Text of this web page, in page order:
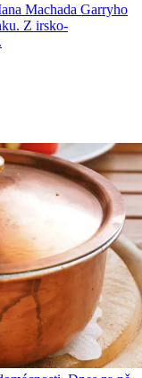
Machada Garryho
Z irsko-